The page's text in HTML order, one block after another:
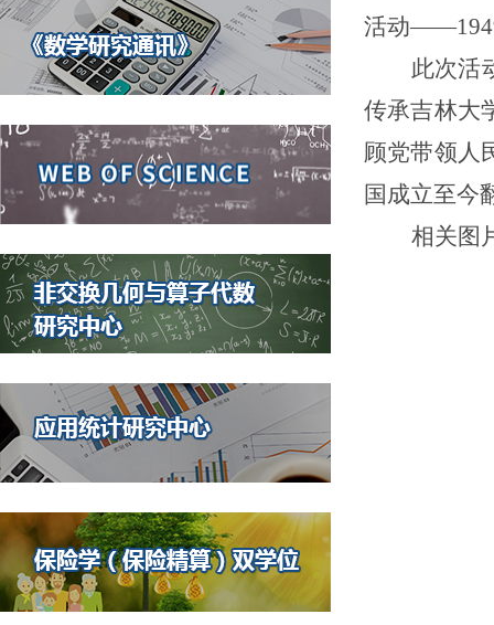
活动
此次活
传承吉林大
顾党带领人
国成立至今
相关图